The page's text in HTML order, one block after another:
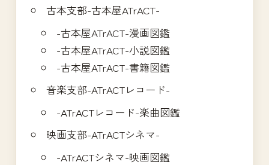
古本支部-古本屋ATrACT-
-古本屋ATrACT-漫画図鑑
-古本屋ATrACT-小説図鑑
-古本屋ATrACT-書籍図鑑
音楽支部-ATrACTレコード-
-ATrACTレコード-楽曲図鑑
映画支部-ATrACTシネマ-
-ATrACTシネマ-映画図鑑